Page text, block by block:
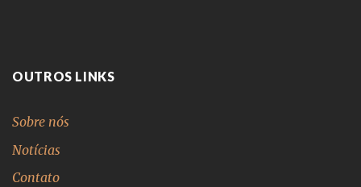
OUTROS LINKS
Sobre nós
Notícias
Contato